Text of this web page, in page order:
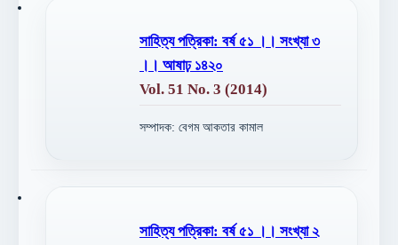
সাহিত্য পত্রিকা: বর্ষ ৫১ ।। সংখ্যা ৩
।। আষাঢ় ১৪২০
Vol. 51 No. 3 (2014)
সম্পাদক: বেগম আকতার কামাল
সাহিত্য পত্রিকা: বর্ষ ৫১ ।। সংখ্যা ২